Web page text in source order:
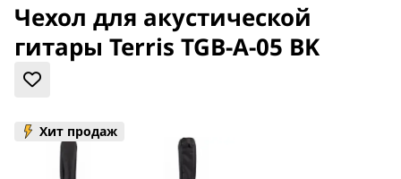
Чехол для акустической
гитары Terris TGB-A-05 BK
Хит продаж